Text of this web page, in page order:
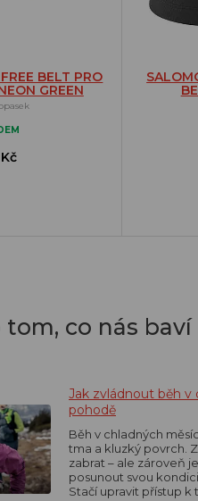
BELT PRO
GREEN
tom, co nás baví
Jak zvládnout běh v
pohodě
Běh v chladných
tma a kluzký povrch.
zabrat – ale zároveň
posunout svou
Stačí upravit přístup k